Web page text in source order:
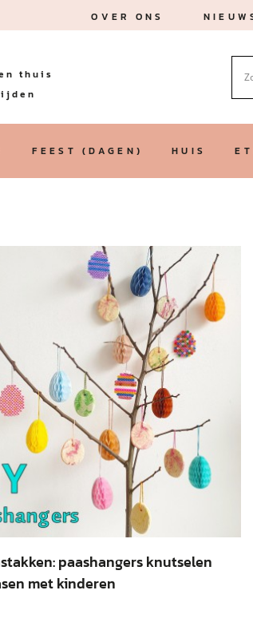
OVER ONS
thuis
FEEST (DAGEN) HUIS
paashangers knutselen
met kinderen